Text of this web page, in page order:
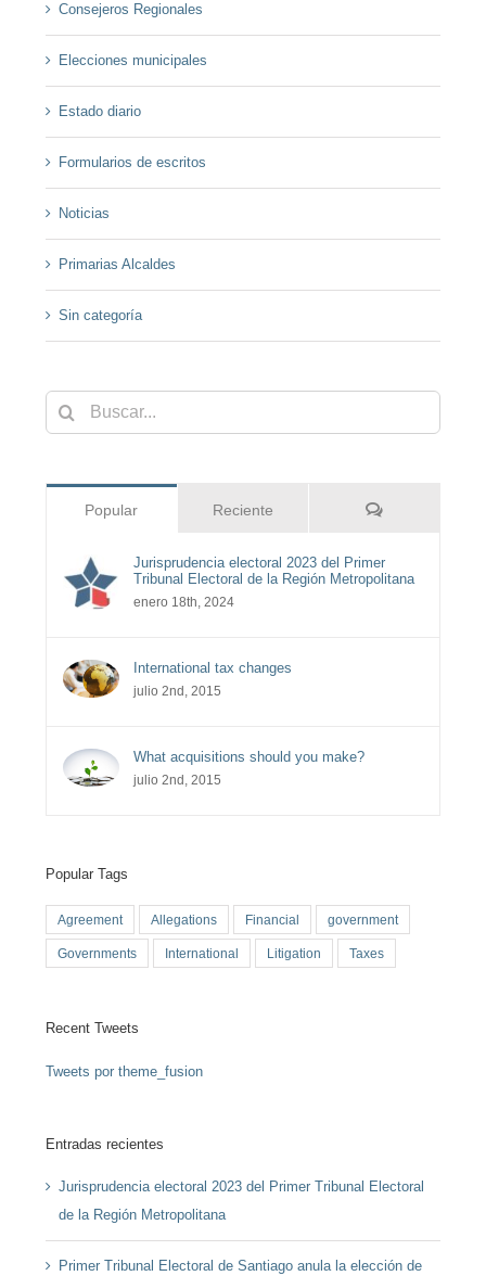
Consejeros Regionales
Elecciones municipales
Estado diario
Formularios de escritos
Noticias
Primarias Alcaldes
Sin categoría
Buscar:
Popular Reciente Comentarios
Jurisprudencia electoral 2023 del Primer
Tribunal Electoral de la Región Metropolitana
enero 18th, 2024
International tax changes
julio 2nd, 2015
What acquisitions should you make?
julio 2nd, 2015
Popular Tags
Agreement Allegations Financial government
Governments International Litigation Taxes
Recent Tweets
Tweets por theme_fusion
Entradas recientes
Jurisprudencia electoral 2023 del Primer Tribunal Electoral
de la Región Metropolitana
Primer Tribunal Electoral de Santiago anula la elección de